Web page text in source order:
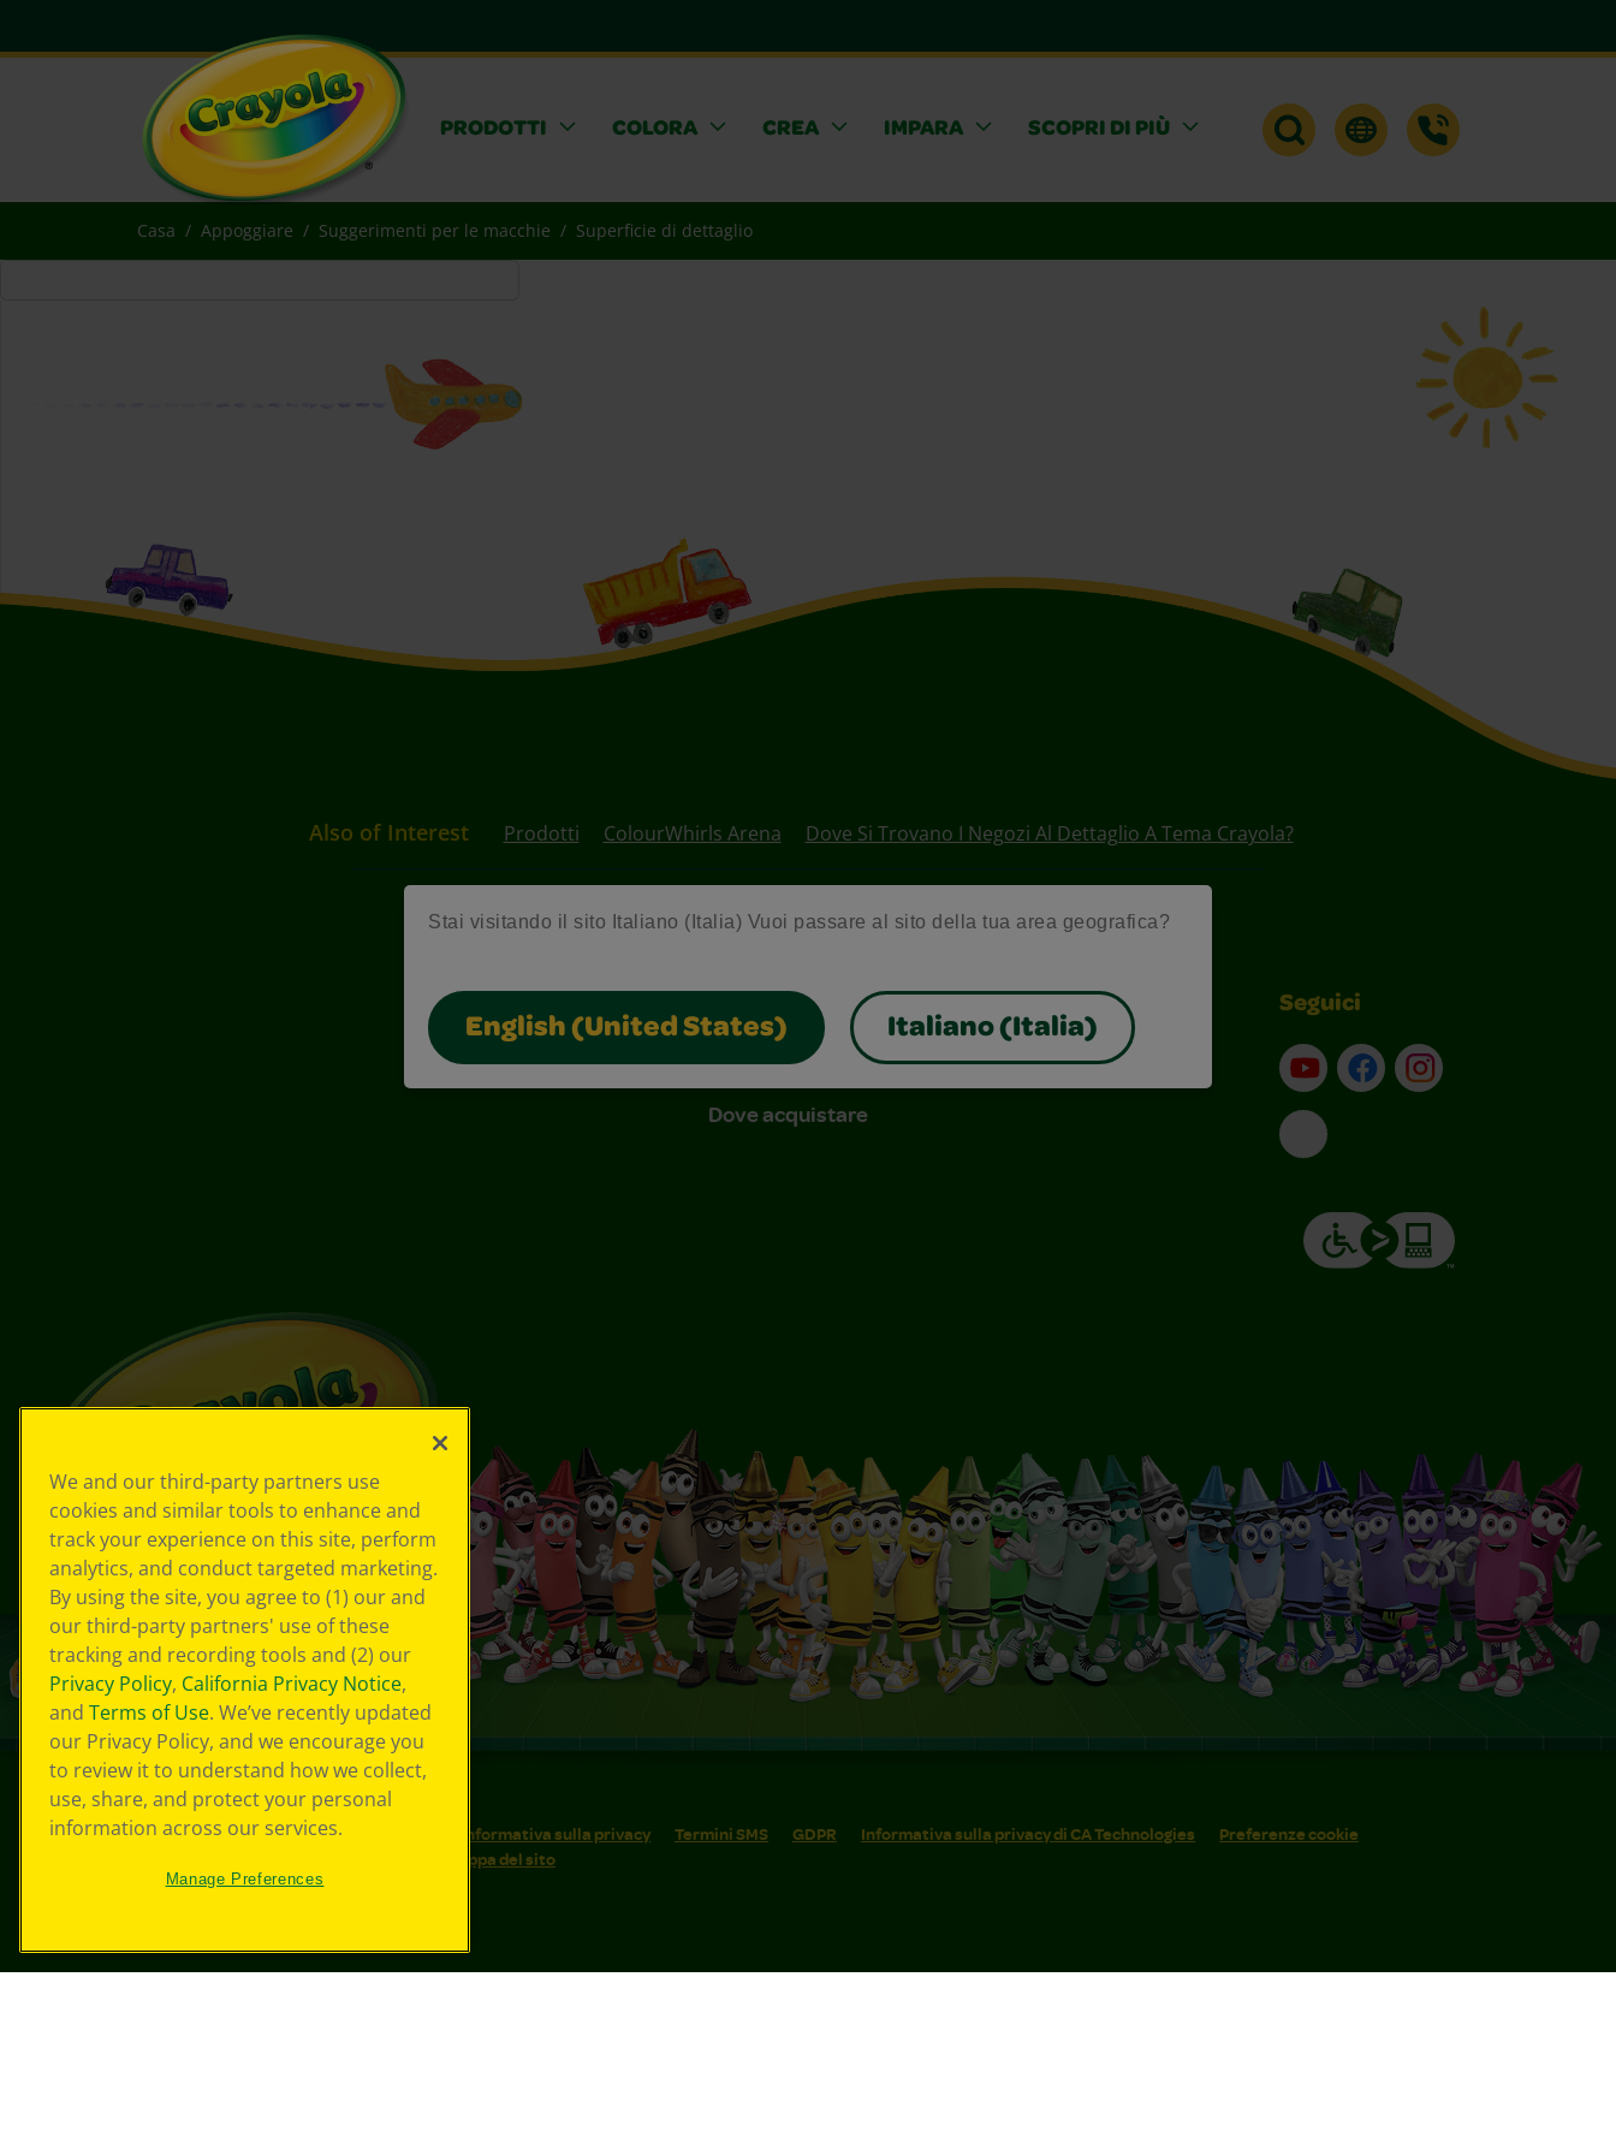
Stai visitando il sito Italiano (Italia) Vuoi passare al sito della tua area geografica?
English (United States) Italiano (Italia)
PRODOTTI COLORA CREA IMPARA SCOPRI DI PIÙ
Casa Appoggiare Suggerimenti per le macchie Superficie di dettaglio
Also of Interest Prodotti ColourWhirls Arena Dove Si Trovano I Negozi Al Dettaglio A Tema Crayola?
Chi Siamo
Società
Dove acquistare
Seguici
Su YouTube
ContattiProfilo Instagram
Email
© 2026 Crayola® Tutti i diritti riservati.
Le tue scelte in materia di privacy
Informativa sulla privacy Termini SMS GDPR Informativa sulla privacy di CA Technologies
Preferenze cookie
Mappa del sito
We and our third-party partners use
cookies and similar tools to enhance and
track your experience on this site, perform
analytics, and conduct targeted marketing.
By using the site, you agree to (1) our and
our third-party partners' use of these
tracking and recording tools and (2) our
Privacy Policy, California Privacy Notice,
and Terms of Use. We’ve recently updated
our Privacy Policy, and we encourage you
to review it to understand how we collect,
use, share, and protect your personal
information across our services.
Manage Preferences